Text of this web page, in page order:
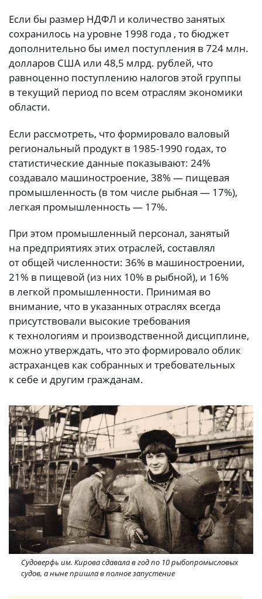
Если бы размер НДФЛ и количество занятых
сохранилось на уровне 1998 года , то бюджет
дополнительно бы имел поступления в 724 млн.
долларов США или 48,5 млрд. рублей, что
равноценно поступлению налогов этой группы
в текущий период по всем отраслям экономики
области.
Если рассмотреть, что формировало валовый
региональный продукт в 1985-1990 годах, то
статистические данные показывают: 24%
создавало машиностроение, 38% — пищевая
промышленность (в том числе рыбная — 17%),
легкая промышленность — 17%.
При этом промышленный персонал, занятый
на предприятиях этих отраслей, составлял
от общей численности: 36% в машиностроении,
21% в пищевой (из них 10% в рыбной), и 16%
в легкой промышленности. Принимая во
внимание, что в указанных отраслях всегда
присутствовали высокие требования
к технологиям и производственной дисциплине,
можно утверждать, что это формировало облик
астраханцев как собранных и требовательных
к себе и другим гражданам.
Судоверфь им. Кирова сдавала в год по 10 рыбопромысловых
судов, а ныне пришла в полное запустение